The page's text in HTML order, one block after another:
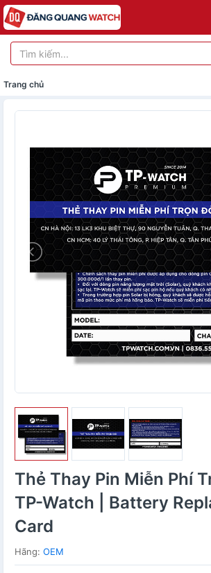
Trang chủ
Thẻ Thay Pin Miễn Phí
TP-Watch | Battery
Card
Hãng: OEM